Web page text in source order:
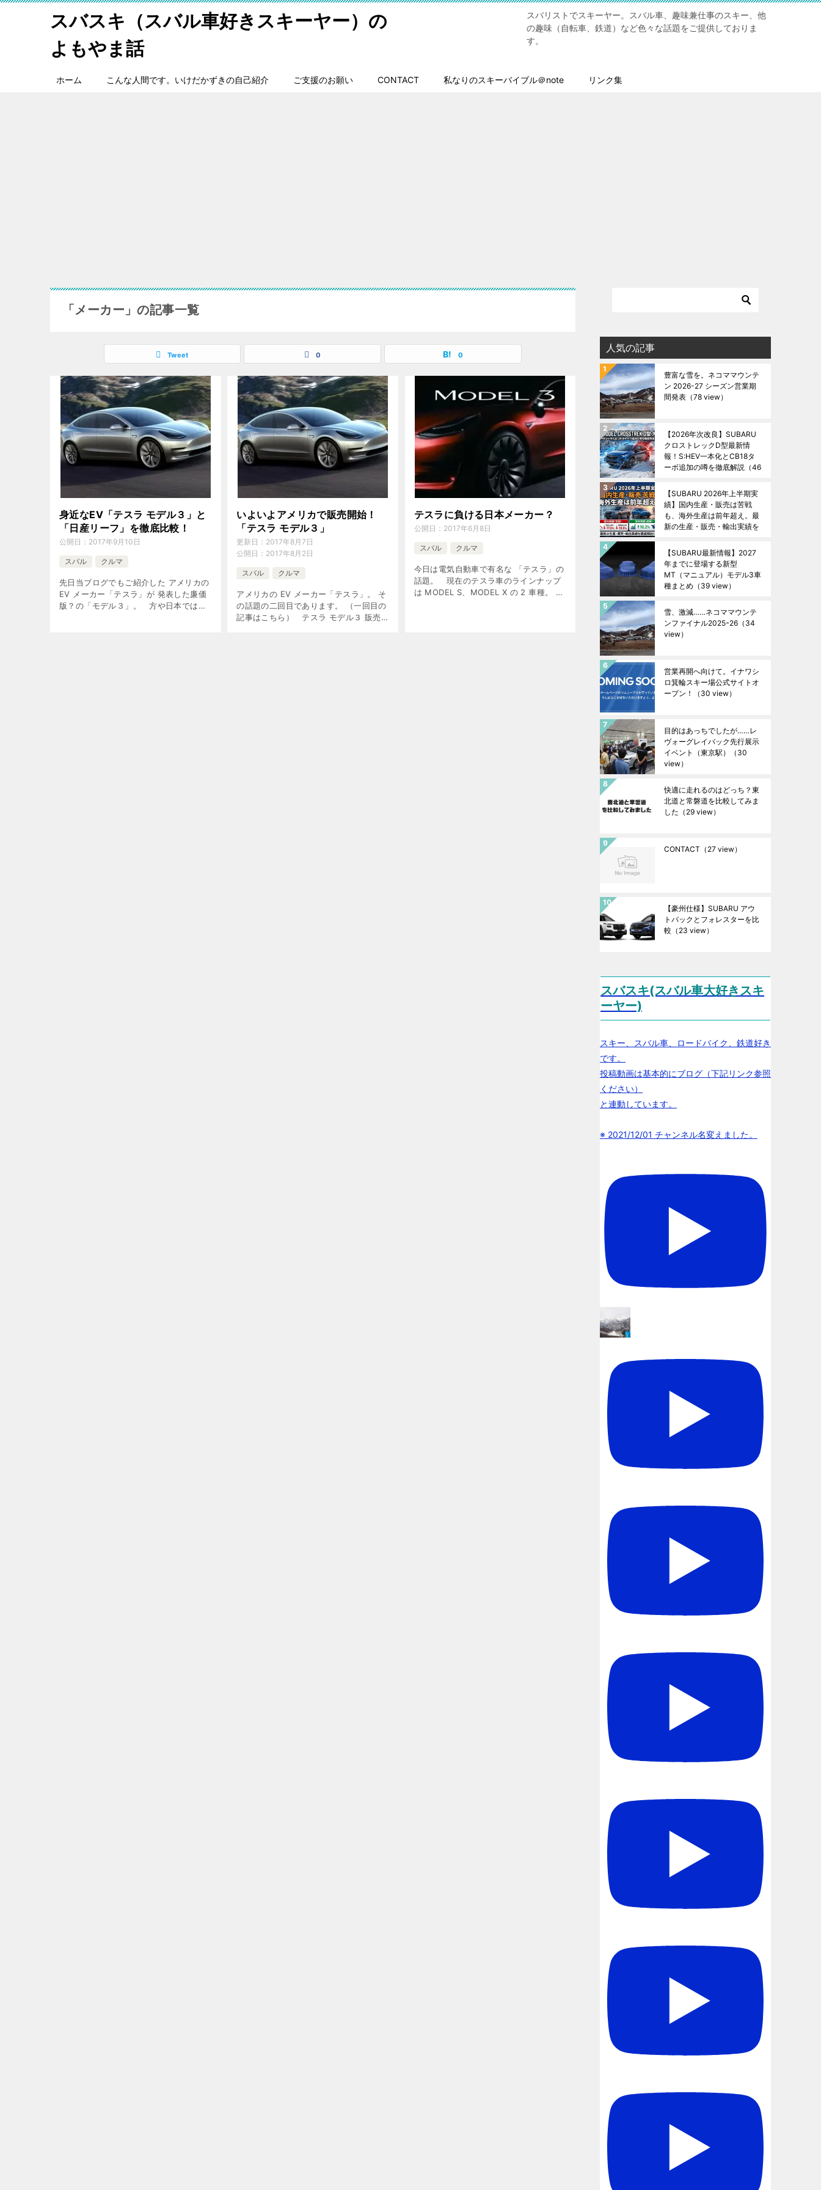
スバスキ（スバル車好きスキーヤー）の
よもやま話
スバリストでスキーヤー。スバル車、趣味兼仕事のスキー、他
の趣味（自転車、鉄道）など色々な話題をご提供しておりま
す。
ホーム こんな人間です。いけだかずきの自己紹介 ご支援のお願い CONTACT 私なりのスキーバイブル＠note リンク集
「メーカー」の記事一覧
Tweet 0 0
身近なEV「テスラ モデル３」と
「日産リーフ」を徹底比較！
公開日： 2017年9月10日
スバル クルマ
先日当ブログでもご紹介した アメリカの
EV メーカー「テスラ」が 発表した廉価
版？の「モデル３」。 方や日本では、
いよいよアメリカで販売開始！
「テスラ モデル３」
更新日： 2017年8月7日
公開日： 2017年8月2日
スバル クルマ
アメリカの EV メーカー「テスラ」。 そ
の話題の二回目であります。 （一回目の
記事はこちら） テスラ モデル３ 販売
テスラに負ける日本メーカー？
公開日： 2017年6月8日
スバル クルマ
今日は電気自動車で有名な 「テスラ」の
話題。 現在のテスラ車のラインナップ
は MODEL S、MODEL X の 2 車種。 こ
人気の記事
豊富な雪を。ネコママウンテ
ン 2026-27 シーズン営業期
間発表 （78 view）
【2026年次改良】SUBARU
クロストレックD型最新情
報！S:HEV一本化とCB18タ
ーボ追加の噂を徹底解説 （46
【SUBARU 2026年上半期実
績】国内生産・販売は苦戦
も、海外生産は前年超え。最
新の生産・販売・輸出実績を
【SUBARU最新情報】2027
年までに登場する新型
MT（マニュアル）モデル3車
種まとめ （39 view）
雪、激減……ネコママウンテ
ンファイナル2025ｰ26 （34
view）
営業再開へ向けて。イナワシ
ロ箕輪スキー場公式サイトオ
ープン！
（30 view）
目的はあっちでしたが……レ
ヴォーグレイバック先行展示
イベント（東京駅）
（30
view）
快適に走れるのはどっち？東
北道と常磐道を比較してみま
した （29 view）
CONTACT （27 view）
【豪州仕様】SUBARU アウ
トバックとフォレスターを比
較 （23 view）
スバスキ(スバル車大好きスキ
ーヤー)
スキー、スバル車、ロードバイク、鉄道好き
です。
投稿動画は基本的にブログ（下記リンク参照
ください）
と連動しています。
※ 2021/12/01 チャンネル名変えました。